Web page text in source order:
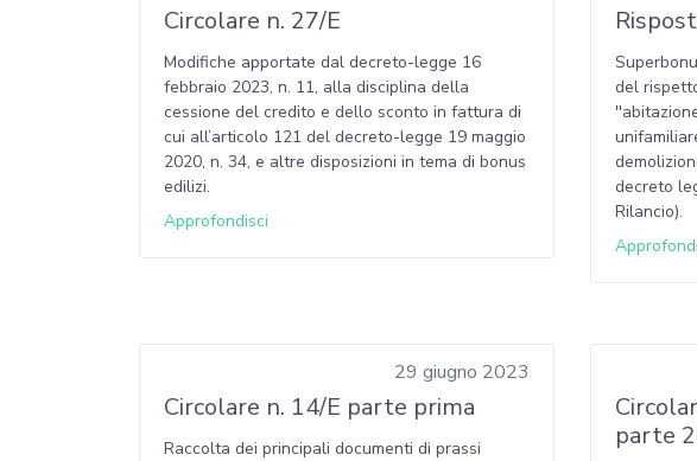
Circolare n. 27/E
Modifiche apportate dal decreto-legge 16
febbraio 2023, n. 11, alla disciplina della
cessione del credito e dello sconto in fattura di
cui all’articolo 121 del decreto-legge 19 maggio
2020, n. 34, e altre disposizioni in tema di bonus
edilizi.
Approfondisci
del
decreto
Rilancio).
29 giugno 2023
Circolare n. 14/E parte prima
Raccolta dei principali documenti di prassi
parte